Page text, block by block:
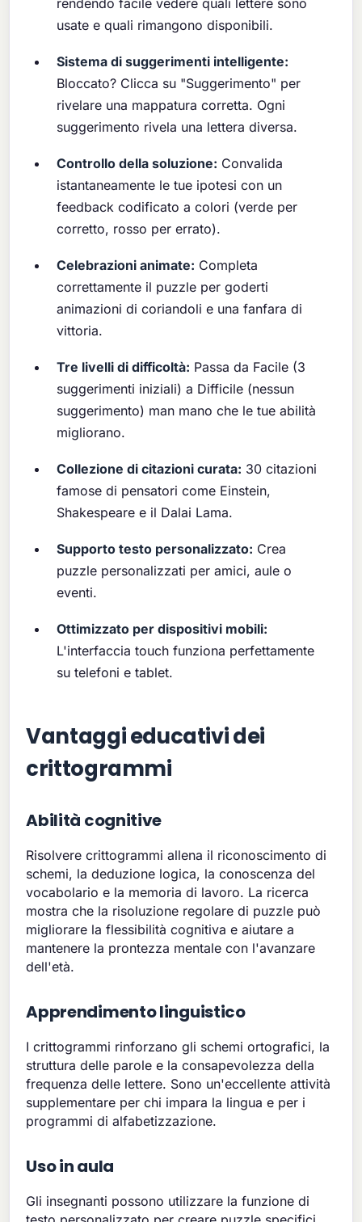
usate e quali rimangono disponibili.
Sistema di suggerimenti intelligente:
Bloccato? Clicca su "Suggerimento" per
rivelare una mappatura corretta. Ogni
suggerimento rivela una lettera diversa.
Controllo della soluzione: Convalida
istantaneamente le tue ipotesi con un
feedback codificato a colori (verde per
corretto, rosso per errato).
Celebrazioni animate: Completa
correttamente il puzzle per goderti
animazioni di coriandoli e una fanfara di
vittoria.
Tre livelli di difficoltà: Passa da Facile (3
suggerimenti iniziali) a Difficile (nessun
suggerimento) man mano che le tue abilità
migliorano.
Collezione di citazioni curata: 30 citazioni
famose di pensatori come Einstein,
Shakespeare e il Dalai Lama.
Supporto testo personalizzato: Crea
puzzle personalizzati per amici, aule o
eventi.
Ottimizzato per dispositivi mobili:
L'interfaccia touch funziona perfettamente
su telefoni e tablet.
Vantaggi educativi dei
crittogrammi
Abilità cognitive
Risolvere crittogrammi allena il riconoscimento di
schemi, la deduzione logica, la conoscenza del
vocabolario e la memoria di lavoro. La ricerca
mostra che la risoluzione regolare di puzzle può
migliorare la flessibilità cognitiva e aiutare a
mantenere la prontezza mentale con l'avanzare
dell'età.
Apprendimento linguistico
I crittogrammi rinforzano gli schemi ortografici, la
struttura delle parole e la consapevolezza della
frequenza delle lettere. Sono un'eccellente attività
supplementare per chi impara la lingua e per i
programmi di alfabetizzazione.
Uso in aula
Gli insegnanti possono utilizzare la funzione di